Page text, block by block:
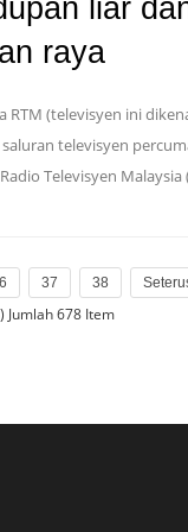
liar
raya
RTM (televisyen ini
saluran televisyen
Televisyen Malaysia
37 38
Jumlah 678 Item